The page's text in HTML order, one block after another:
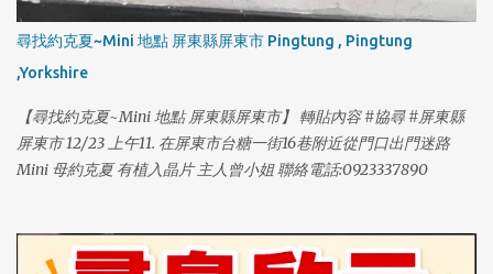
尋找約克夏~Mini 地點 屏東縣屏東市 Pingtung , Pingtung
,Yorkshire
【尋找約克夏~Mini 地點 屏東縣屏東市】 轉貼內容 #協尋 #屏東縣
屏東市 12/23 上午11. 在屏東市台糖一街16巷附近從門口出門迷路
Mini 母約克夏 有植入晶片 主人曾小姐 聯絡電話:0923337890